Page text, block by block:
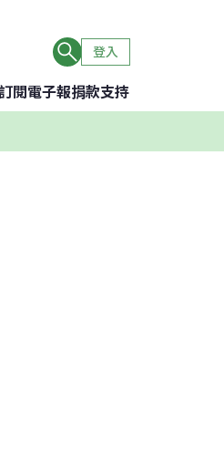
登入
閱電子報捐款支持